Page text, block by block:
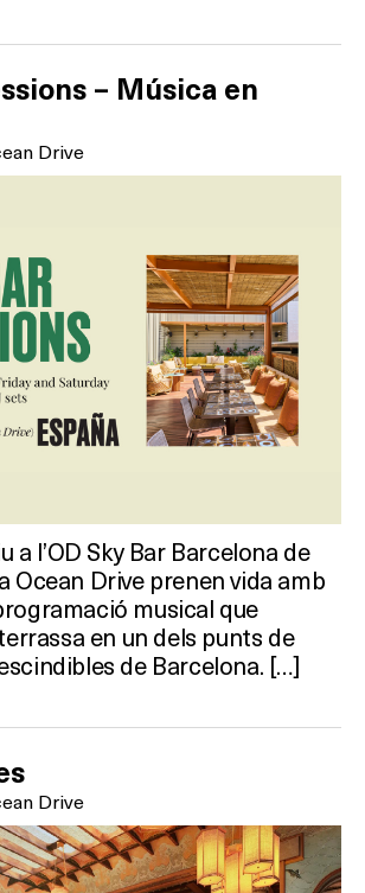
– Música en
Drive
a l’OD Sky Bar Barcelona de
Ocean Drive prenen vida amb
musical que
en un dels punts de
de Barcelona. […]
Drive